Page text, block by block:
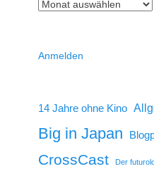
Anmelden
14 Jahre ohne Kino
Big in Japan
CrossCast Der